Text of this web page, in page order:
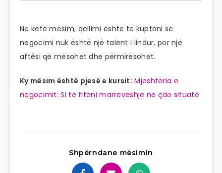
Në këtë mësim, qëllimi është të kuptoni se
negocimi nuk është një talent i lindur, por një
aftësi që mësohet dhe përmirësohet.
Ky mësim është pjesë e kursit: Mjeshtëria e
negocimit: Si të fitoni marrëveshje në çdo situatë
Shpërndane mësimin